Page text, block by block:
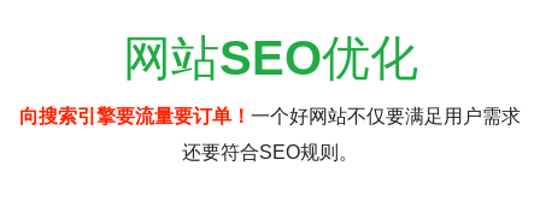
网站SEO优化
向搜索引擎要流量要订单！ 一个好网站不仅要满足用户需求
还要符合SEO规则。